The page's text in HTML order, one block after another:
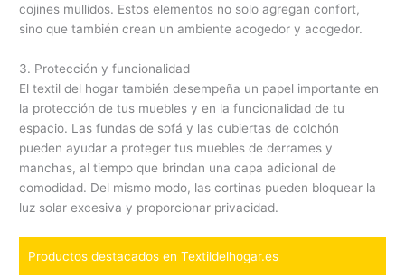
cojines mullidos. Estos elementos no solo agregan confort,
sino que también crean un ambiente acogedor y acogedor.
3. Protección y funcionalidad
El textil del hogar también desempeña un papel importante en
la protección de tus muebles y en la funcionalidad de tu
espacio. Las fundas de sofá y las cubiertas de colchón
pueden ayudar a proteger tus muebles de derrames y
manchas, al tiempo que brindan una capa adicional de
comodidad. Del mismo modo, las cortinas pueden bloquear la
luz solar excesiva y proporcionar privacidad.
Productos destacados en Textildelhogar.es